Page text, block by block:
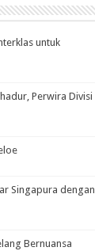
untuk
Perwira Divisi
Singapura dengan
Bernuansa